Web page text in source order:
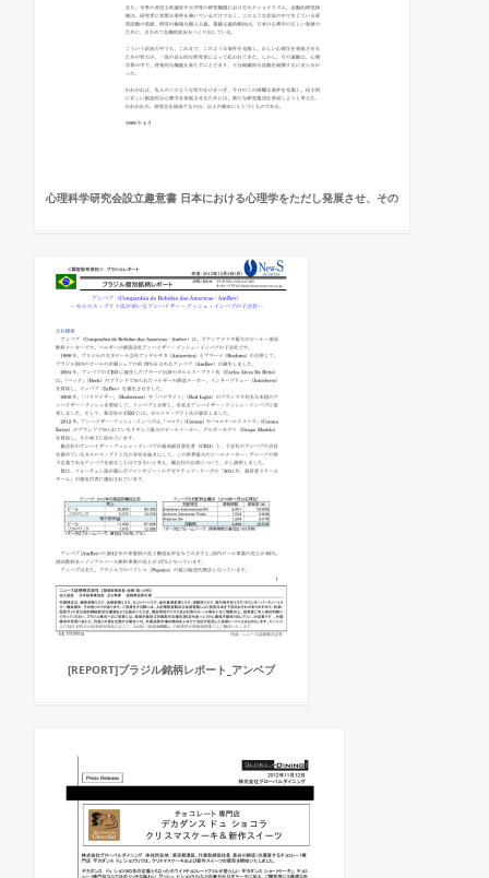
心理科学研究会設立趣意書 日本における心理学をただし発展させ、その
[REPORT]ブラジル銘柄レポート_アンベブ